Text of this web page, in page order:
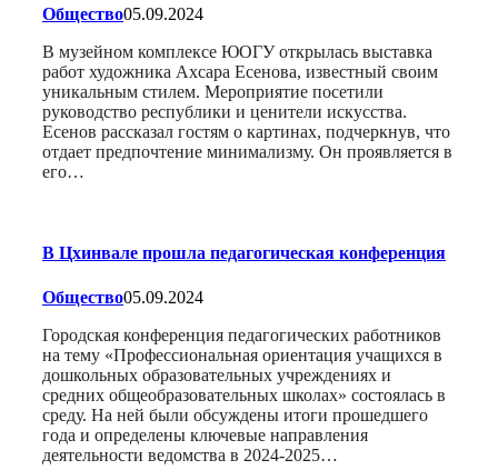
Общество05.09.2024
В музейном комплексе ЮОГУ открылась выставка
работ художника Ахсара Есенова, известный своим
уникальным стилем. Мероприятие посетили
руководство республики и ценители искусства.
Есенов рассказал гостям о картинах, подчеркнув, что
отдает предпочтение минимализму. Он проявляется в
его…
В Цхинвале прошла педагогическая конференция
Общество05.09.2024
Городская конференция педагогических работников
на тему «Профессиональная ориентация учащихся в
дошкольных образовательных учреждениях и
средних общеобразовательных школах» состоялась в
среду. На ней были обсуждены итоги прошедшего
года и определены ключевые направления
деятельности ведомства в 2024-2025…